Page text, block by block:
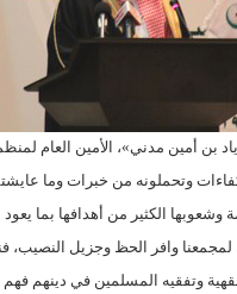
أمين مدني»، الأمين العام
وتحملونه من خبرات وما
وشعوبها الكثير من أهدافها بما
وافر الحظ وجزيل النصيب، فنحن
وتفقيه المسلمين في دينهم فهم